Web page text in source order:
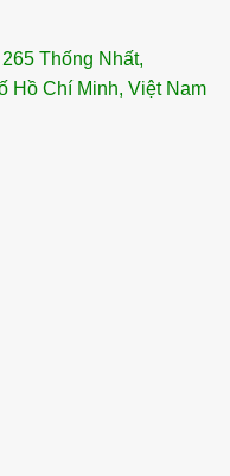
265 Thống Nhất,
Hồ Chí Minh, Việt Nam